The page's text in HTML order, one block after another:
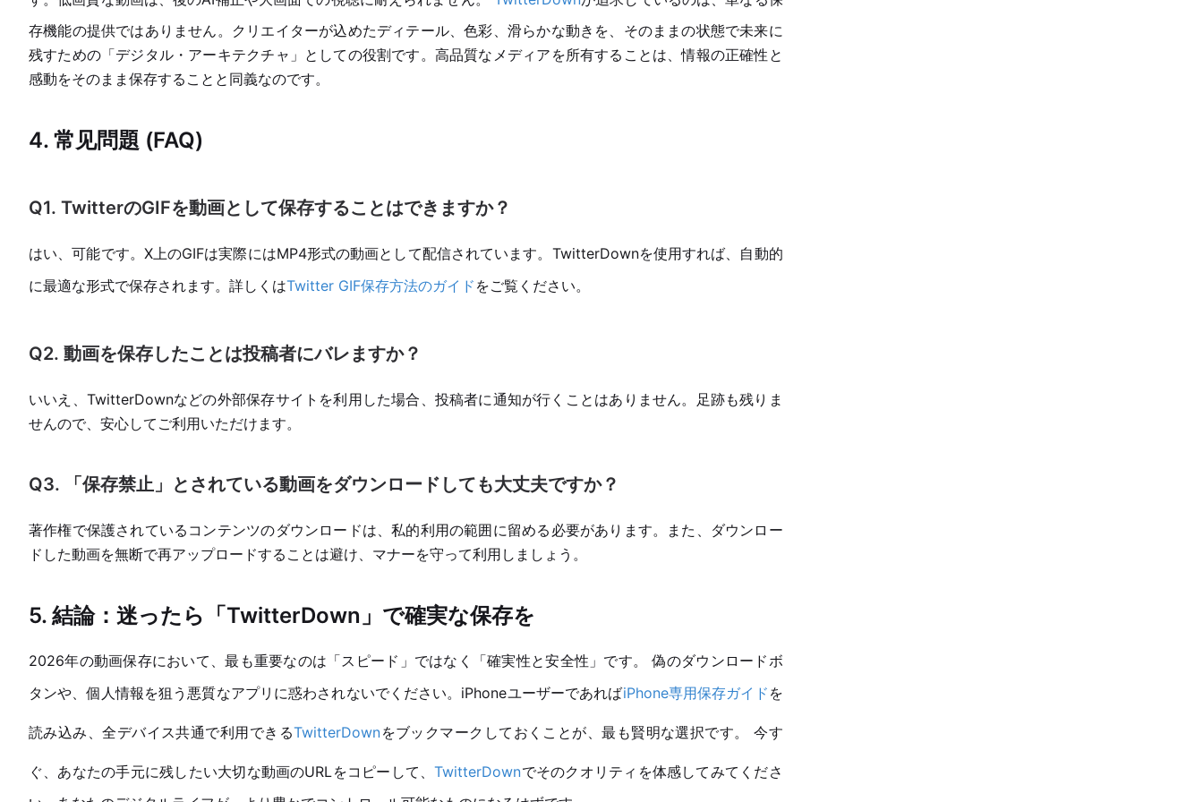
存機能の提供ではありません。クリエイターが込めたディテール、色彩、滑らかな動きを、そのままの状態で未来に
残すための「デジタル・アーキテクチャ」としての役割です。高品質なメディアを所有することは、情報の正確性と
感動をそのまま保存することと同義なのです。
4. 常见問題 (FAQ)
Q1. TwitterのGIFを動画として保存することはできますか？
はい、可能です。X上のGIFは実際にはMP4形式の動画として配信されています。TwitterDownを使用すれば、自動的
に最適な形式で保存されます。詳しくはTwitter GIF保存方法のガイド をご覧ください。
Q2. 動画を保存したことは投稿者にバレますか？
いいえ、TwitterDownなどの外部保存サイトを利用した場合、投稿者に通知が行くことはありません。足跡も残りま
せんので、安心してご利用いただけます。
Q3. 「保存禁止」とされている動画をダウンロードしても大丈夫ですか？
著作権で保護されているコンテンツのダウンロードは、私的利用の範囲に留める必要があります。また、ダウンロー
ドした動画を無断で再アップロードすることは避け、マナーを守って利用しましょう。
5. 結論：迷ったら「TwitterDown」で確実な保存を
2026年の動画保存において、最も重要なのは「スピード」ではなく「確実性と安全性」です。 偽のダウンロードボ
タンや、個人情報を狙う悪質なアプリに惑わされないでください。iPhoneユーザーであればiPhone専用保存ガイド を
読み込み、全デバイス共通で利用できるTwitterDownをブックマークしておくことが、最も賢明な選択です。 今す
ぐ、あなたの手元に残したい大切な動画のURLをコピーして、TwitterDownでそのクオリティを体感してみてくださ